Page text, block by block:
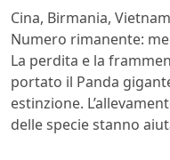
Cina, Birmania, Vietnam
Numero rimanente:
La perdita e la
portato il Panda
estinzione.
delle specie stanno